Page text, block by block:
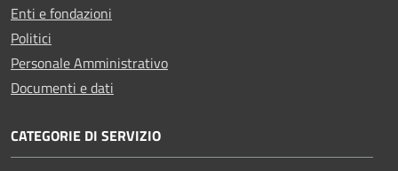
Enti e fondazioni
Politici
Personale Amministrativo
Documenti e dati
CATEGORIE DI SERVIZIO